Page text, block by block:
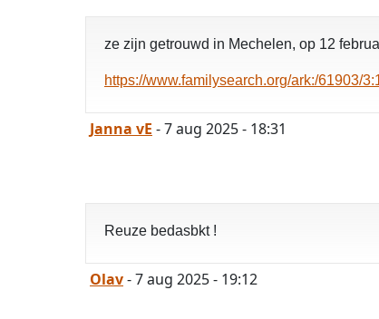
ze zijn getrouwd in Mechelen, op 12
https://www.familysearch.org/ark:/61903/
Janna vE - 7 aug 2025 - 18:31
Reuze bedasbkt !
Olav- 7 aug 2025 - 19:12